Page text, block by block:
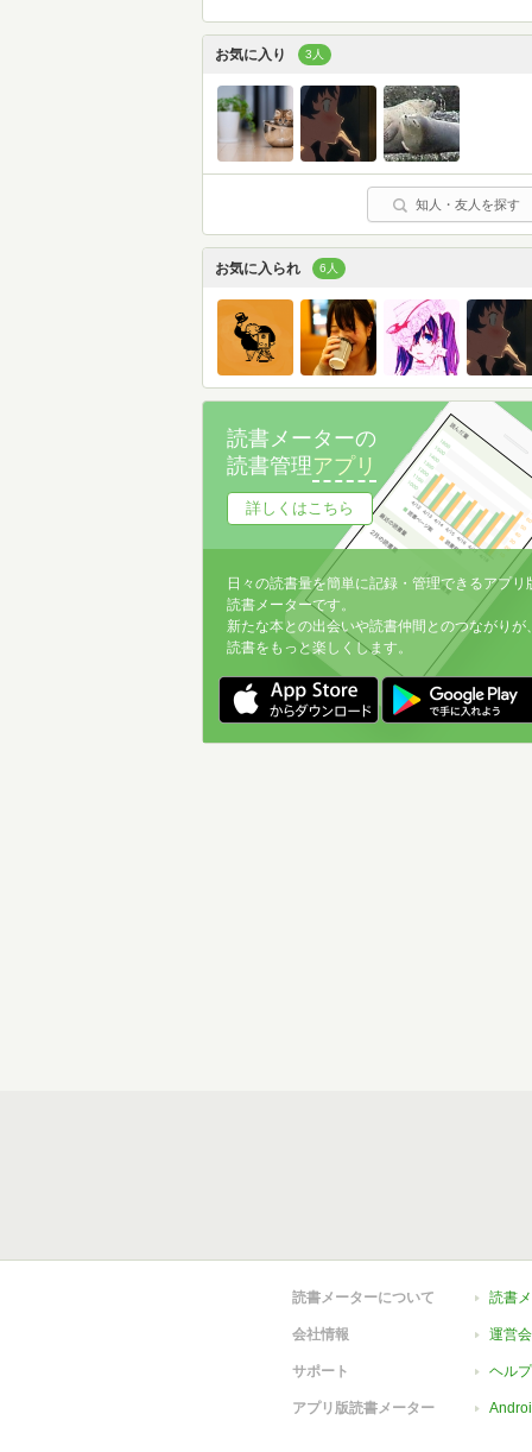
お気に入り 3人
知人・友人を探す
お気に入られ 6人
読書メーターの
読書管理アプリ
詳しくはこちら
日々の読書量を簡単に記録・管理できるアプリ
読書メーターです。
新たな本との出会いや読書仲間とのつながりが
読書をもっと楽しくします。
読書メーターについて 読書
会社情報 運営
サポート ヘルプ
アプリ版読書メーター